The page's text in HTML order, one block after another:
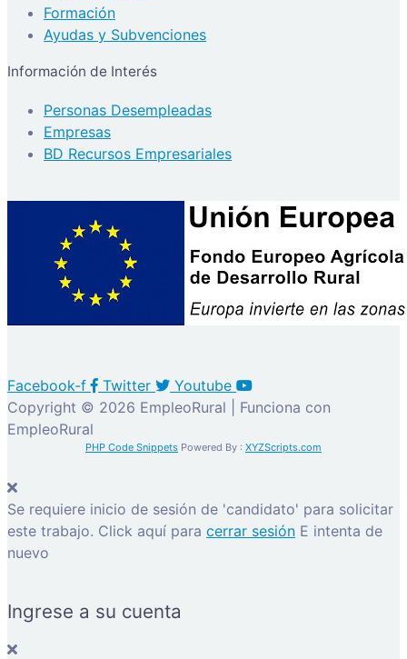
Formación
Ayudas y Subvenciones
Información de Interés
Personas Desempleadas
Empresas
BD Recursos Empresariales
Facebook-f Twitter
Youtube
Copyright © 2026 EmpleoRural | Funciona con
EmpleoRural
PHP Code Snippets Powered By : XYZScripts.com
Se requiere inicio de sesión de 'candidato' para solicitar
este trabajo. Click aquí para cerrar sesión E intenta de
nuevo
Ingrese a su cuenta